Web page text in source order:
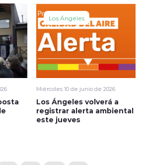
Los Ángeles
Miércoles 10 de junio de 2026
Los Ángeles volverá a
registrar alerta ambiental
este jueves